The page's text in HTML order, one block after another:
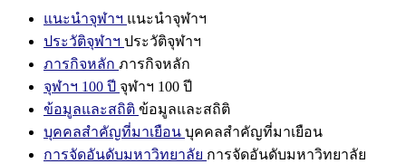
แนะนำจุฬาฯ แนะนำจุฬาฯ
ประวัติจุฬาฯ ประวัติจุฬาฯ
ภารกิจหลัก ภารกิจหลัก
จุฬาฯ 100 ปี จุฬาฯ 100 ปี
ข้อมูลและสถิติ ข้อมูลและสถิติ
บุคคลสำคัญที่มาเยือน บุคคลสำคัญที่มาเยือน
การจัดอันดับมหาวิทยาลัย การจัดอันดับมหาวิทยาลัย